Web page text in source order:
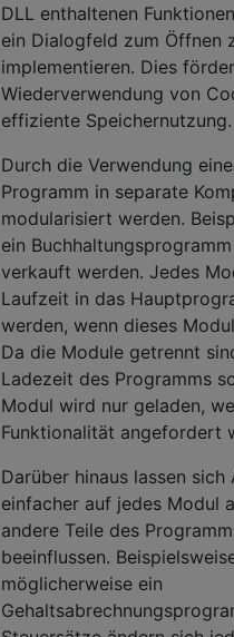
DLL enthaltenen
ein Dialogfeld zum Öffnen
implementieren. Dies
Wiederverwendung von
effiziente Speichernutzung.
Durch die Verwendung
Programm in separate
modularisiert werden.
ein
verkauft werden. Jedes
Laufzeit in das
werden, wenn dieses
Da die Module getrennt
Ladezeit des Programms
Modul wird nur geladen,
Funktionalität angefordert
Darüber hinaus lassen sich
einfacher auf jedes Modul
andere Teile des
beeinflussen.
möglicherweise ein